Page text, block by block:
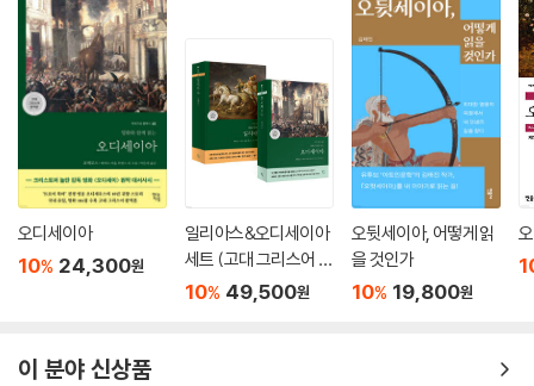
도스토옙스키 같은 천재 작가의 언어는 풍부하고 아름답고 충만한 언어다.
그것을 원어가 가진 힘 그대로 한글로 번역해 내기란 불가능하다. 하지만
하나의 단어, 하나의 문장을 곱씹고 또 곱씹어서 최대한 가깝게 한글로 옮
겨 내려 노력했다.
치정, 살인, 돈, 사랑, 욕망, 질투의 삼각관계 속에 철학을 담다
『백치』는 도스토옙스키의 4대 장편 중 『죄와 벌』을 잇는 두 번째 작품에 해
당한다. 이 작품에는 소설가, 심리 분석가, 철학가, 예언가로서 도스토옙스
키의 천재성이 유감없이 발휘되어 있다. 치정, 살인, 돈, 사랑과 욕망과 질
투의 삼각관계… 흥미진진한 관계와 사건 속에 작가의 철학이 녹아 있다.
삼고는 필요 없어지자 돈 7만5000루블을 얹어 팔아 버리려 하며, 예판친
오디세이아
10% 24,300원
일리아스&오디세이아
세트 (고대 그리스어 완
역본)
10% 49,500원
오뒷세이아, 어떻게 읽
을 것인가
10% 19,800원
이 분야 신상품